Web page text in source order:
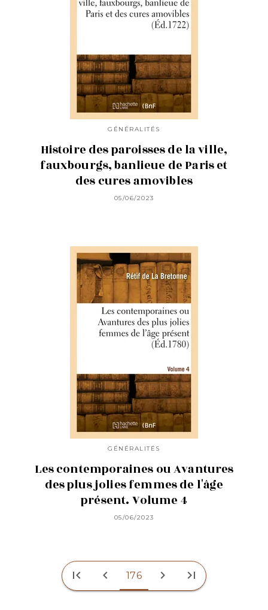
GÉNÉRALITÉS
Histoire des paroisses de la ville,
fauxbourgs, banlieue de Paris et
des cures amovibles
05/06/2023
GÉNÉRALITÉS
Les contemporaines ou Avantures
des plus jolies femmes de l'âge
présent. Volume 4
05/06/2023
first_page chevron_left 176 chevron_right last_page